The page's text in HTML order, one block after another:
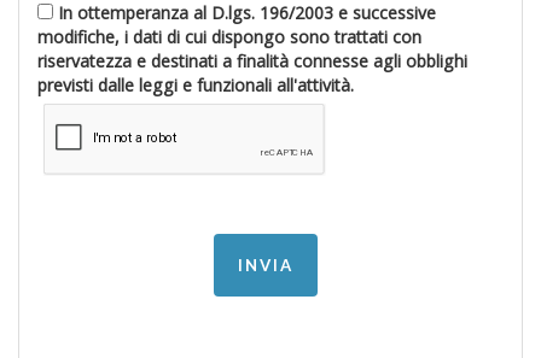
In ottemperanza al D.lgs. 196/2003 e successive
modifiche, i dati di cui dispongo sono trattati con
riservatezza e destinati a finalità connesse agli obblighi
previsti dalle leggi e funzionali all'attività.